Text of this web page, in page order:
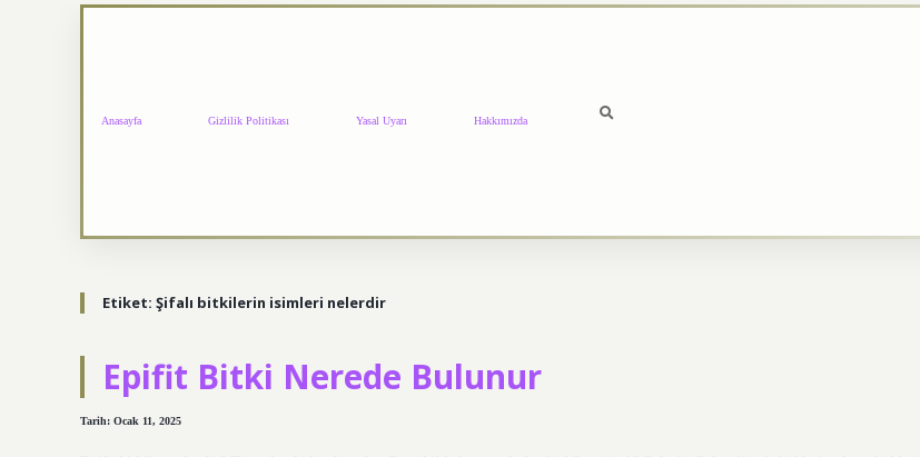
Anasayfa Gizlilik Politikası Yasal Uyarı Hakkımızda
Etiket: Şifalı bitkilerin isimleri nelerdir
Epifit Bitki Nerede Bulunur
Tarih: Ocak 11, 2025